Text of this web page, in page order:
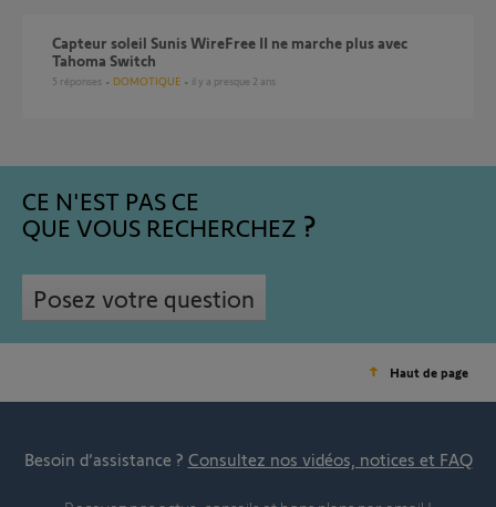
Capteur soleil Sunis WireFree II ne marche plus avec
Tahoma Switch
5 réponses DOMOTIQUE il y a presque 2 ans
CE N'EST PAS CE
QUE VOUS RECHERCHEZ
Posez votre question
Haut de page
Besoin d’assistance ? Consultez nos vidéos, notices et FAQ